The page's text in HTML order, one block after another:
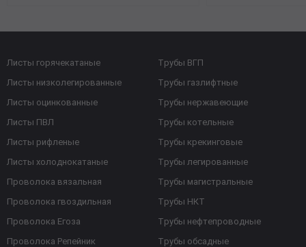
Листы горячекатаные
Листы низколегированные
Листы оцинкованные
Листы ПВЛ
Листы рифленые
Листы холоднокатаные
Проволока вязальная
Проволока гвоздильная
Проволока Егоза
Проволока Репейник
Трубы ВГП
Трубы газлифтные
Трубы нержавеющие
Трубы котельные
Трубы крекинговые
Трубы легированные
Трубы магистральные
Трубы НКТ
Трубы нефтепроводные
Трубы обсадные